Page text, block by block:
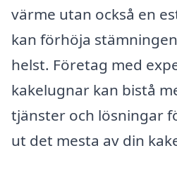
värme utan också en
kan förhöja
helst. Företag med
kakelugnar kan bistå
tjänster och lösningar
ut det mesta av din